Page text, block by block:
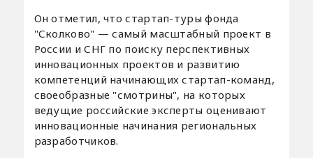
Он отметил, что стартап-туры фонда
"Сколково" — самый масштабный проект в
России и СНГ по поиску перспективных
инновационных проектов и развитию
компетенций начинающих стартап-команд,
своеобразные "смотрины", на которых
ведущие российские эксперты оценивают
инновационные начинания региональных
разработчиков.